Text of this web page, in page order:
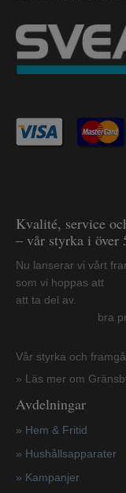
Kvalité, service
– vår styrka i över
Nu lanserar vi vårt
som vi hoppas
att ta del
bra produkter
Vår styrka och
» Läs mer om
Avdelningar
» Hem & Fritid
» Hushållsapparater
» Kampanjer